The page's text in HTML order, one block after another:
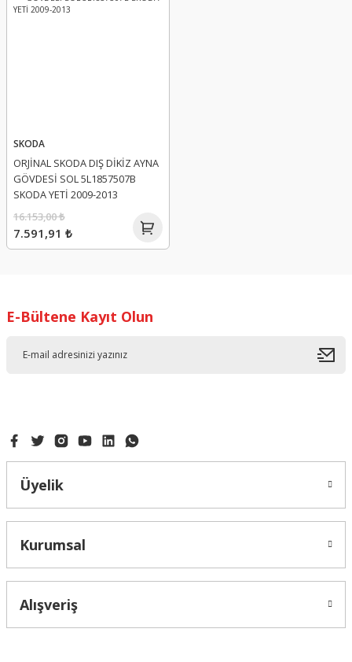
SKODA
ORJİNAL SKODA DIŞ DİKİZ AYNA
GÖVDESİ SOL 5L1857507B
SKODA YETİ 2009-2013
7.591,91 ₺
16.153,00 ₺
E-Bültene Kayıt Olun
Üyelik
Kurumsal
Alışveriş